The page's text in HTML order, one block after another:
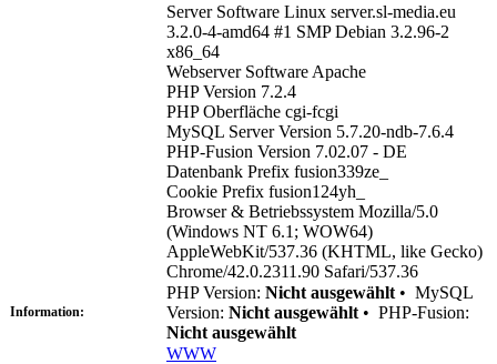
Server Software Linux server.sl-media.eu
3.2.0-4-amd64 #1 SMP Debian 3.2.96-2
x86_64
Webserver Software Apache
PHP Version 7.2.4
PHP Oberfläche cgi-fcgi
MySQL Server Version 5.7.20-ndb-7.6.4
PHP-Fusion Version 7.02.07 - DE
Datenbank Prefix fusion339ze_
Cookie Prefix fusion124yh_
Browser & Betriebssystem Mozilla/5.0
(Windows NT 6.1; WOW64)
AppleWebKit/537.36 (KHTML, like Gecko)
Chrome/42.0.2311.90 Safari/537.36
Information:
PHP Version: Nicht ausgewählt • MySQL
Version: Nicht ausgewählt • PHP-Fusion:
Nicht ausgewählt
WWW